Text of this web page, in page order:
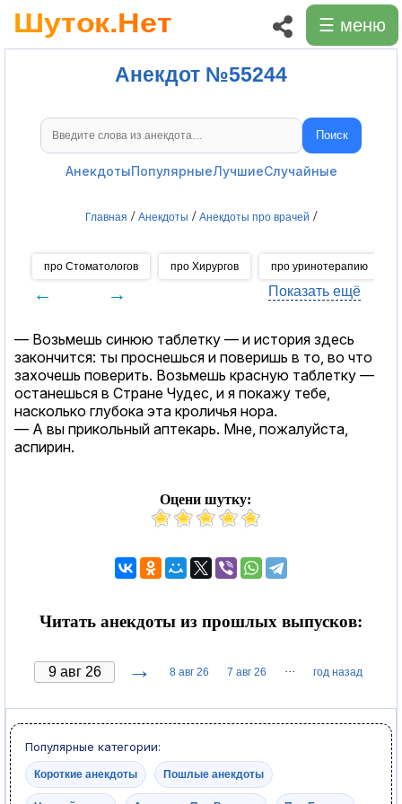
☰ меню
Анекдот №55244
Поиск анекдотов Поиск
АнекдотыПопулярныеЛучшиеСлучайные
Главная / Анекдоты / Анекдоты про врачей /
про Стоматологов про Хирургов про уринотерапию
← → Показать ещё
— Возьмешь синюю таблетку — и история здесь
закончится: ты проснешься и поверишь в то, во что
захочешь поверить. Возьмешь красную таблетку —
останешься в Стране Чудес, и я покажу тебе,
насколько глубока эта кроличья нора.
— А вы прикольный аптекарь. Мне, пожалуйста,
аспирин.
Оцени шутку:
Читать анекдоты из прошлых выпусков:
→ 8 авг 26 7 авг 26 ··· год назад
Популярные категории:
Короткие анекдоты Пошлые анекдоты